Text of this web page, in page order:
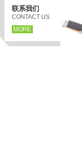
联系我们
CONTACT US
MORE